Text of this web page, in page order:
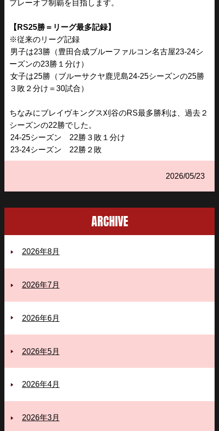
プレーオフ制覇を目指します。
【RS25勝＝リーグ最多記録】
※従来のリーグ記録
男子は23勝（豊田合成ブルーファルコン名古屋23-24シ
ーズンの23勝１分け）
女子は25勝（ブルーサクヤ鹿児島24-25シーズンの25勝
３敗２分け＝30試合）
ちなみにブレイヴキングス刈谷のRS最多勝利は、過去２
シーズンの22勝でした。
24-25シーズン 22勝３敗１分け
23-24シーズン 22勝２敗
2026/05/23
ARCHIVE
2026年8月
2026年7月
2026年6月
2026年5月
2026年4月
2026年3月